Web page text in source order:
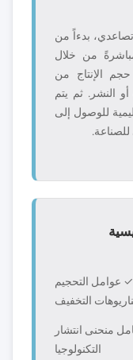
بدءاً من
من خلال
حجم الإنتاج من
النشر. ثم يتم
للوصول إلى
✓ عوامل التحجيم
التخفيف
منحنى انتشار
التكنولوجيا